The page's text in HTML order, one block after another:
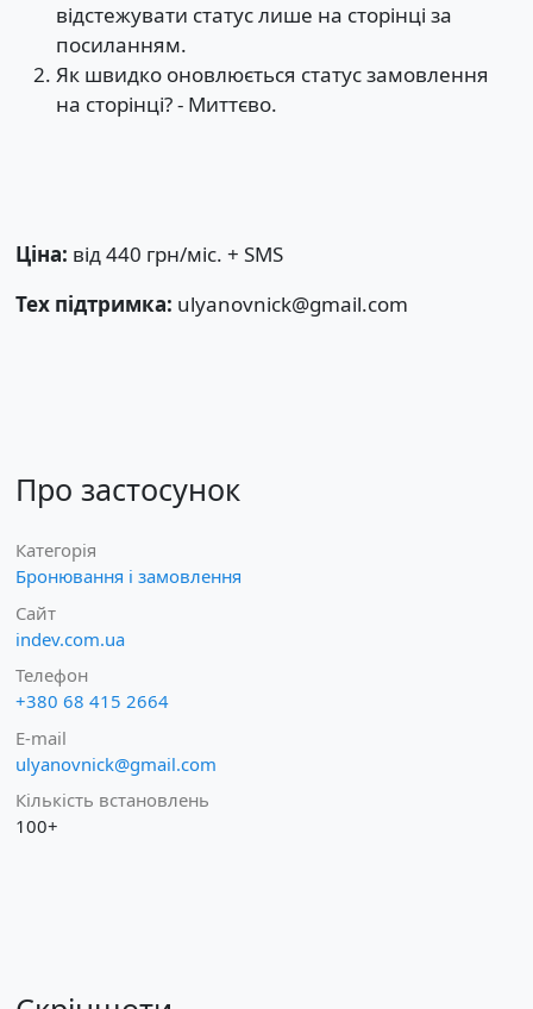
відстежувати статус лише на сторінці за
посиланням.
Як швидко оновлюється статус замовлення
на сторінці? - Миттєво.
Ціна: від440 грн/міс. + SMS
Тех підтримка: ulyanovnick@gmail.com
Про застосунок
Категорія
Бронювання і замовлення
Сайт
indev.com.ua
Телефон
+380 68 415 2664
E-mail
ulyanovnick@gmail.com
Кількість встановлень
100+